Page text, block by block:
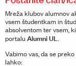
Mreža klubov alumnov
vsem študentkam in
absolventom ter vsem,
portalu Alumni UL
Vabimo vas, da se
lahko: